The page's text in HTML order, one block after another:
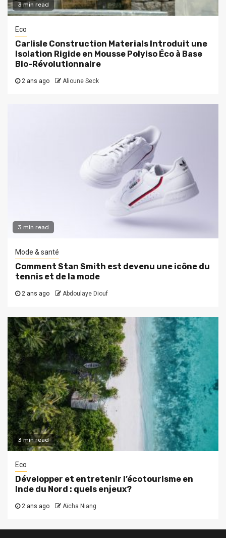
3 min read
Eco
Carlisle Construction Materials Introduit une
Isolation Rigide en Mousse Polyiso Éco à Base
Bio-Révolutionnaire
2 ans ago Alioune Seck
3 min read
Mode & santé
Comment Stan Smith est devenu une icône du
tennis et de la mode
2 ans ago Abdoulaye Diouf
3 min read
Eco
Développer et entretenir l’écotourisme en
Inde du Nord : quels enjeux?
2 ans ago Aïcha Niang